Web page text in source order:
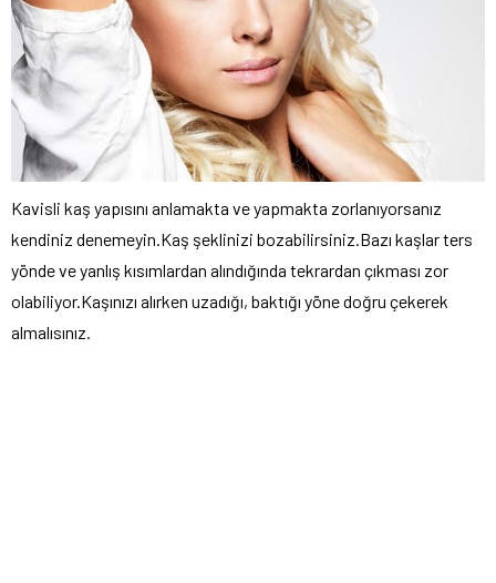
Kavisli kaş yapısını anlamakta ve yapmakta zorlanıyorsanız
kendiniz denemeyin.Kaş şeklinizi bozabilirsiniz.Bazı kaşlar ters
yönde ve yanlış kısımlardan alındığında tekrardan çıkması zor
olabiliyor.Kaşınızı alırken uzadığı, baktığı yöne doğru çekerek
almalısınız.